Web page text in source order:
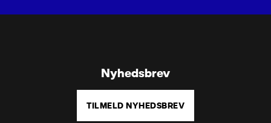
Nyhedsbrev
TILMELD NYHEDSBREV